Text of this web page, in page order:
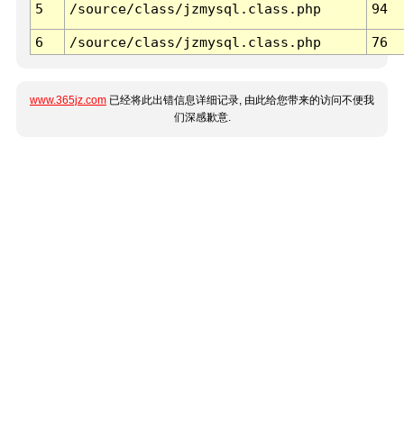
5 /source/class/jzmysql.class.php 94
6 /source/class/jzmysql.class.php 76
www.365jz.com 已经将此出错信息详细记录, 由此给您带来的访问不便我
们深感歉意.